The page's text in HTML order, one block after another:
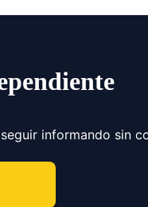
informando sin